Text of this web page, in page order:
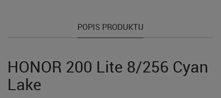
POPIS PRODUKTU
HONOR 200 Lite 8/256 Cyan
Lake